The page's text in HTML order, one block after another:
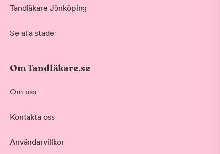
Tandläkare Jönköping
Se alla städer
Om Tandläkare.se
Om oss
Kontakta oss
Användarvillkor